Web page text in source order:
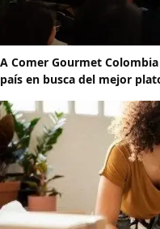
A Comer Gourmet
país en busca del mejor